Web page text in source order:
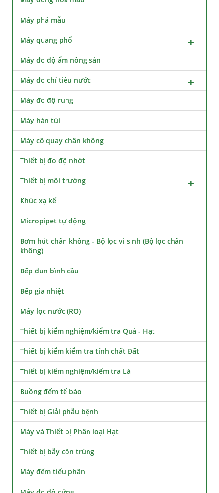
Máy phá mẫu
Máy quang phổ
Máy đo độ ẩm nông sản
Máy đo chỉ tiêu nước
Máy đo độ rung
Máy hàn túi
Máy cô quay chân không
Thiết bị đo độ nhớt
Thiết bị môi trường
Khúc xạ kế
Micropipet tự động
Bơm hút chân không - Bộ lọc vi sinh (Bộ lọc chân
không)
Bếp đun bình cầu
Bếp gia nhiệt
Máy lọc nước (RO)
Thiết bị kiểm nghiệm/kiểm tra Quả - Hạt
Thiết bị kiểm kiểm tra tính chất Đất
Thiết bị kiểm nghiệm/kiểm tra Lá
Buồng đếm tế bào
Thiết bị Giải phẫu bệnh
Máy và Thiết bị Phân loại Hạt
Thiết bị bẫy côn trùng
Máy đếm tiểu phân